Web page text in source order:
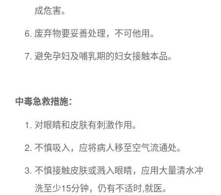
成危害。
废弃物要妥善处理，不可他用。
避免孕妇及哺乳期的妇女接触本品。
中毒急救措施：
对眼睛和皮肤有刺激作用。
不慎吸入，应将病人移至空气流通处。
不慎接触皮肤或溅入眼睛，应用大量清水冲
洗至少15分钟，仍有不适时,就医。